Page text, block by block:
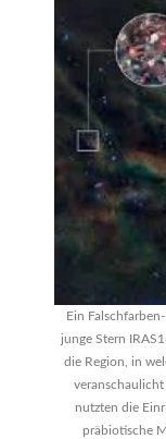
Ein
junge Stern
die Region, in
nutzten die
präbiotische